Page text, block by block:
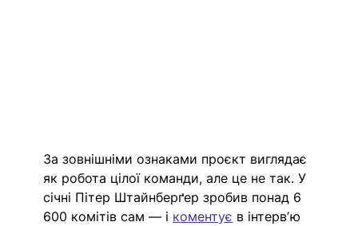
За зовнішніми ознаками проєкт виглядає
як робота цілої команди, але це не так. У
січні Пітер Штайнберґер зробив понад 6
600 комітів сам — і коментує в інтервʼю